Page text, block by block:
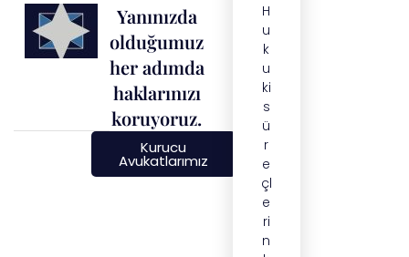
Yanınızda
olduğumuz
her adımda
haklarınızı
koruyoruz.
Kurucu
Avukatlarımız
H
u
k
u
ki
s
ü
r
e
çl
e
ri
n